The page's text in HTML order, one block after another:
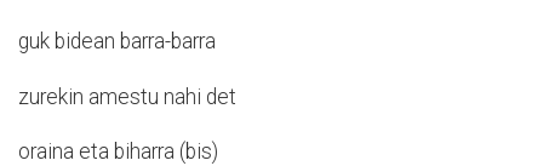
guk bidean barra-barra
zurekin amestu nahi det
oraina eta biharra (bis)